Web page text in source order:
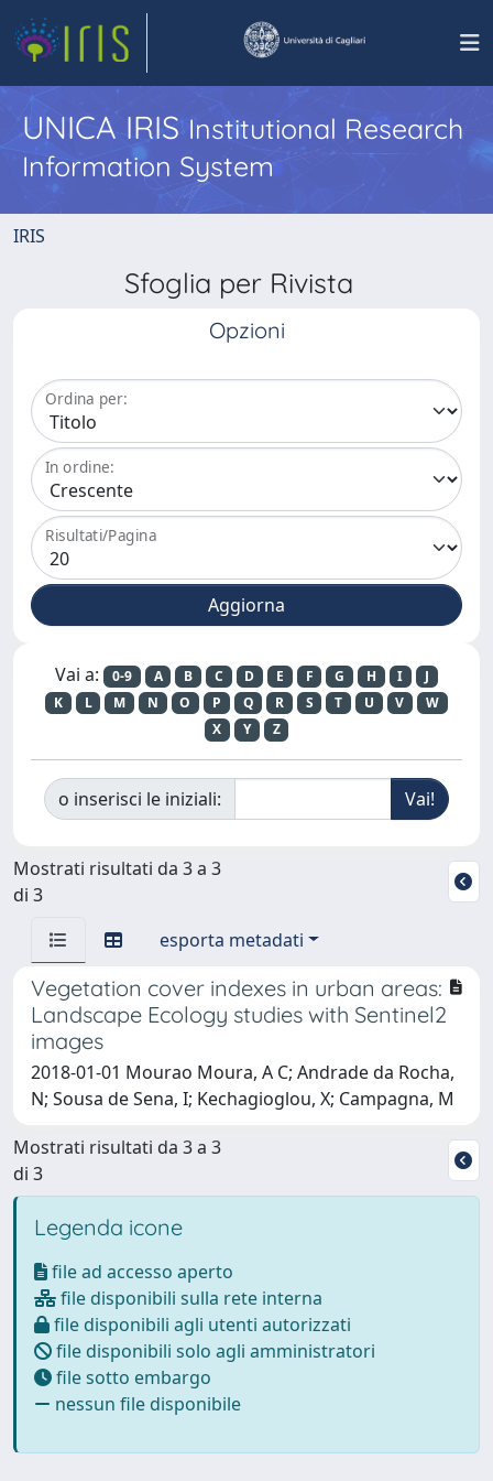
UNICA IRISInstitutional Research
Information System
IRIS
Sfoglia per Rivista
Opzioni
Ordina per:
In ordine:
Risultati/Pagina
Vai a: 0-9 A B C D E F G H I
J
K
L M N O P Q R S T U V
W
X
Y Z
o inserisci le iniziali:
Mostrati risultati da 3 a 3
di 3
esporta metadati
Vegetation cover indexes in urban areas:
Landscape Ecology studies with Sentinel2
images
2018-01-01 Mourao Moura, A C; Andrade da Rocha,
N; Sousa de Sena, I; Kechagioglou, X; Campagna, M
Mostrati risultati da 3 a 3
di 3
Legenda icone
file ad accesso aperto
file disponibili sulla rete interna
file disponibili agli utenti autorizzati
file disponibili solo agli amministratori
file sotto embargo
nessun file disponibile